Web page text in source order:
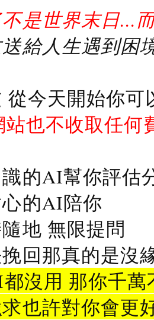
是世界末日...
給人生遇到困
從今天開始你
站也不收取任何
的AI幫你評估
的AI陪你
地 無限提問
回那真的是沒
沒用 那你千
也許對你會更